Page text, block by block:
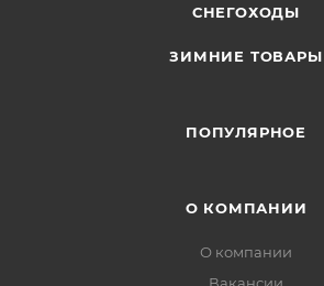
СНЕГОХОДЫ
ЗИМНИЕ ТОВАРЫ
ПОПУЛЯРНОЕ
О КОМПАНИИ
О компании